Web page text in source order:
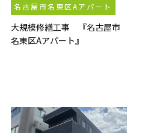
名古屋市名東区Aアパート
大規模修繕工事 『名古屋市
名東区Aアパート』